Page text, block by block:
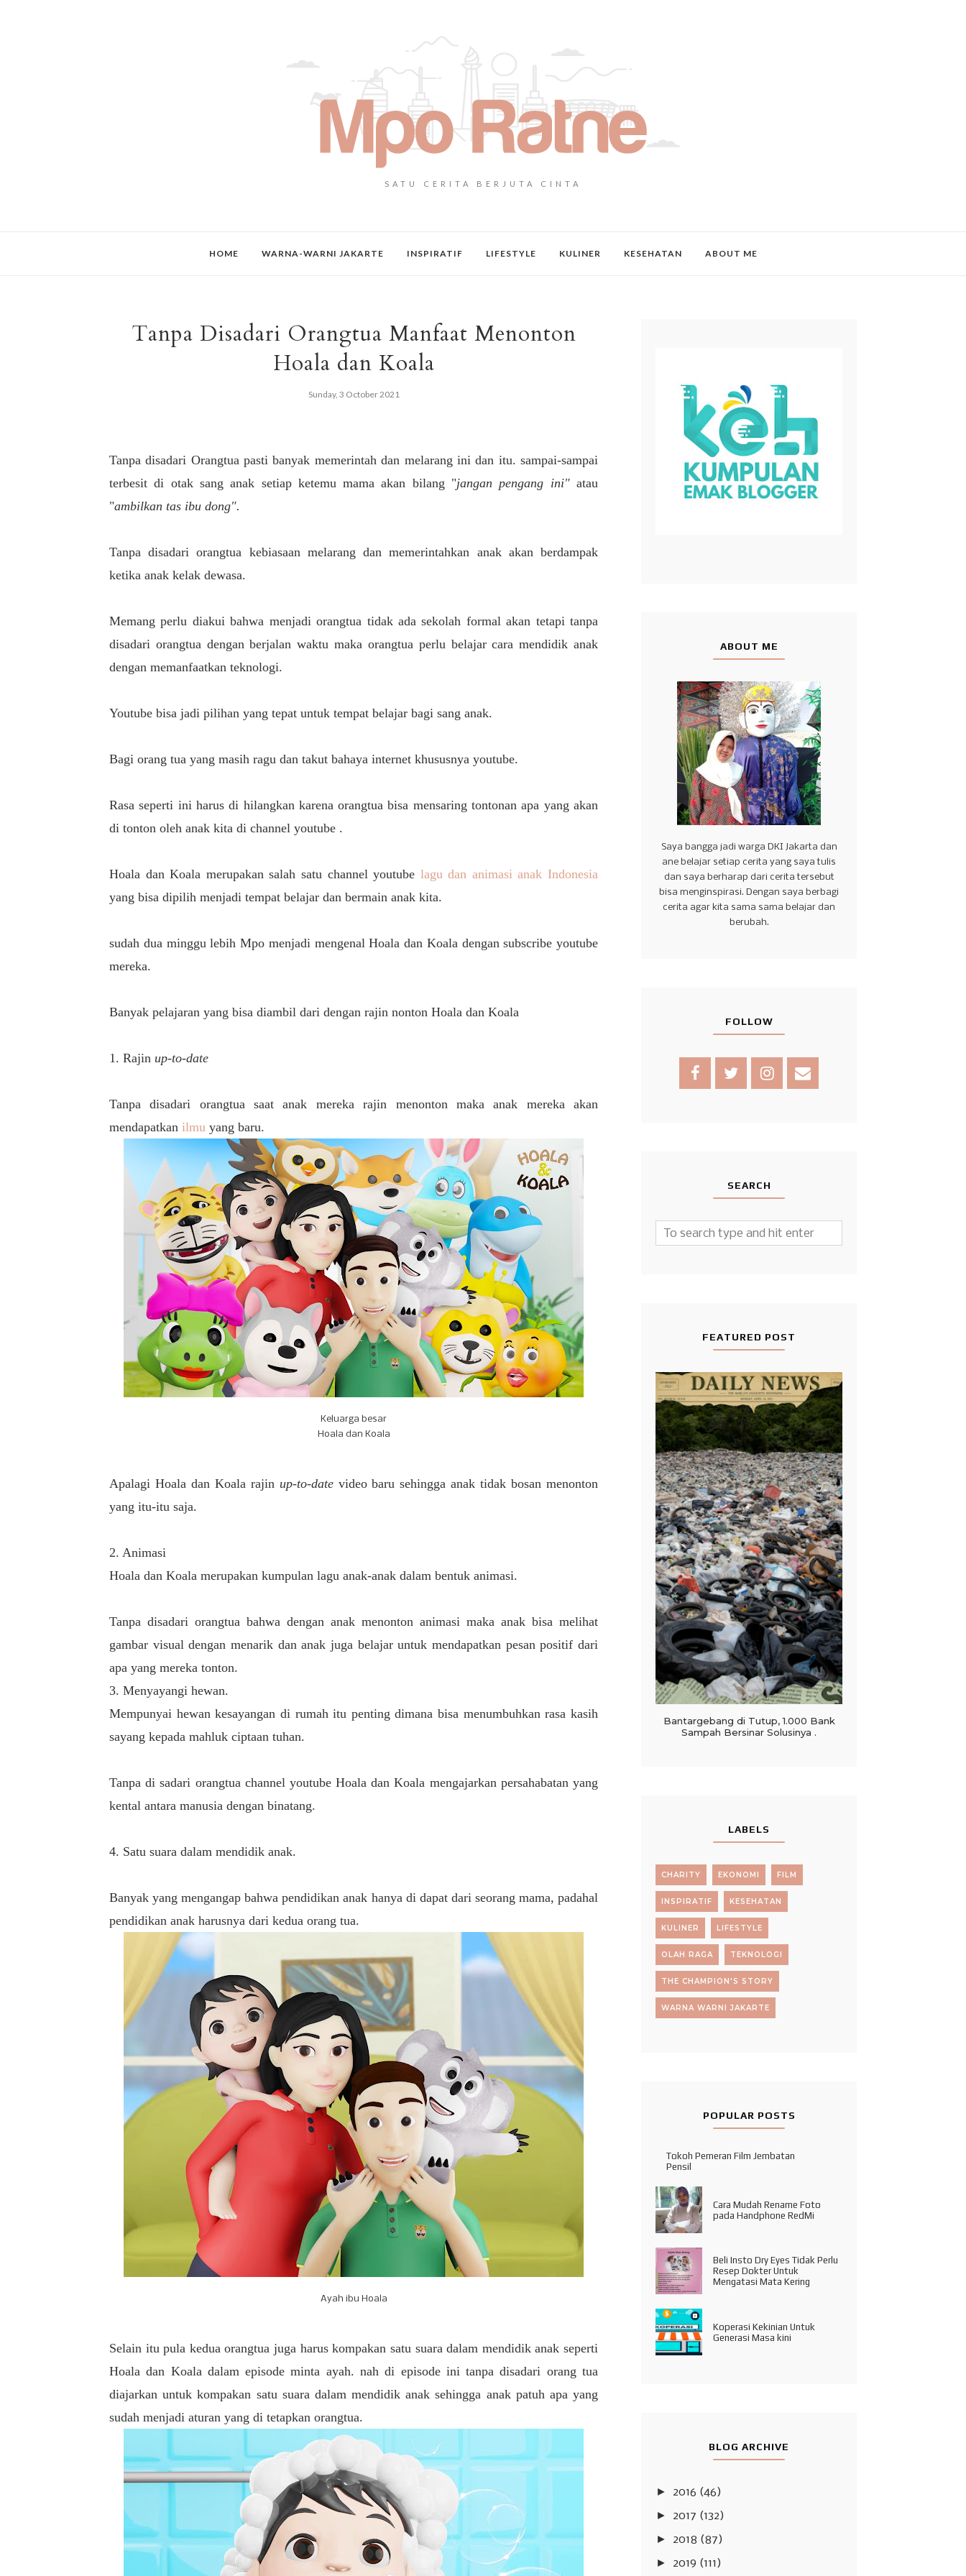
SATU CERITA BERJUTA CINTA
HOME WARNA-WARNI JAKARTE INSPIRATIF LIFESTYLE KULINER KESEHATAN ABOUT ME
Tanpa Disadari Orangtua Manfaat Menonton
Hoala dan Koala
Sunday, 3 October 2021
Tanpa disadari Orangtua pasti banyak memerintah dan melarang ini dan itu. sampai-sampai
terbesit di otak sang anak setiap ketemu mama akan bilang "jangan pengang ini"atau
"ambilkan tas ibu dong".
Tanpa disadari orangtua kebiasaan melarang dan memerintahkan anak akan berdampak
ketika anak kelak dewasa.
Memang perlu diakui bahwa menjadi orangtua tidak ada sekolah formal akan tetapi tanpa
disadari orangtua dengan berjalan waktu maka orangtua perlu belajar cara mendidik anak
dengan memanfaatkan teknologi.
Youtube bisa jadi pilihan yang tepat untuk tempat belajar bagi sang anak.
Bagi orang tua yang masih ragu dan takut bahaya internet khususnya youtube.
Rasa seperti ini harus di hilangkan karena orangtua bisa mensaring tontonan apa yang akan
di tonton oleh anak kita di channel youtube .
Hoala dan Koala merupakan salah satu channel youtube lagu dan animasi anak Indonesia
yang bisa dipilih menjadi tempat belajar dan bermain anak kita.
sudah dua minggu lebih Mpo menjadi mengenal Hoala dan Koala dengan subscribe youtube
mereka.
Banyak pelajaran yang bisa diambil dari dengan rajin nonton Hoala dan Koala
1. Rajin up-to-date
Tanpa disadari orangtua saat anak mereka rajin menonton maka anak mereka akan
mendapatkan ilmu yang baru.
Keluarga besar
Hoala dan Koala
Apalagi Hoala dan Koala rajin up-to-datevideo baru sehingga anak tidak bosan menonton
yang itu-itu saja.
2. Animasi
Hoala dan Koala merupakan kumpulan lagu anak-anak dalam bentuk animasi.
Tanpa disadari orangtua bahwa dengan anak menonton animasi maka anak bisa melihat
gambar visual dengan menarik dan anak juga belajar untuk mendapatkan pesan positif dari
apa yang mereka tonton.
3. Menyayangi hewan.
Mempunyai hewan kesayangan di rumah itu penting dimana bisa menumbuhkan rasa kasih
sayang kepada mahluk ciptaan tuhan.
Tanpa di sadari orangtua channel youtube Hoala dan Koala mengajarkan persahabatan yang
kental antara manusia dengan binatang.
4. Satu suara dalam mendidik anak.
Banyak yang mengangap bahwa pendidikan anak hanya di dapat dari seorang mama, padahal
pendidikan anak harusnya dari kedua orang tua.
Ayah ibu Hoala
Selain itu pula kedua orangtua juga harus kompakan satu suara dalam mendidik anak seperti
Hoala dan Koala dalam episode minta ayah. nah di episode ini tanpa disadari orang tua
diajarkan untuk kompakan satu suara dalam mendidik anak sehingga anak patuh apa yang
sudah menjadi aturan yang di tetapkan orangtua.
ABOUT ME
Saya bangga jadi warga DKI Jakarta dan
ane belajar setiap cerita yang saya tulis
dan saya berharap dari cerita tersebut
bisa menginspirasi. Dengan saya berbagi
cerita agar kita sama sama belajar dan
berubah.
FOLLOW
SEARCH
FEATURED POST
Bantargebang di Tutup, 1.000 Bank
Sampah Bersinar Solusinya .
LABELS
CHARITY EKONOMI FILM
INSPIRATIF KESEHATAN
KULINER LIFESTYLE
OLAH RAGA TEKNOLOGI
THE CHAMPION'S STORY
WARNA WARNI JAKARTE
POPULAR POSTS
Tokoh Pemeran Film Jembatan
Pensil
Cara Mudah Rename Foto
pada Handphone RedMi
Beli Insto Dry Eyes Tidak Perlu
Resep Dokter Untuk
Mengatasi Mata Kering
Koperasi Kekinian Untuk
Generasi Masa kini
BLOG ARCHIVE
► 2016 (46)
► 2017 (132)
► 2018 (87)
► 2019 (111)